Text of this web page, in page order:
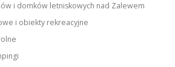
i domków letniskowych nad Zalewem
i obiekty rekreacyjne